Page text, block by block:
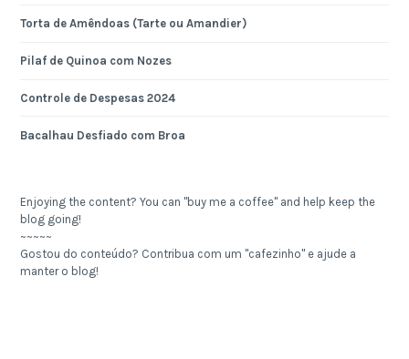
Torta de Amêndoas (Tarte ou Amandier)
Pilaf de Quinoa com Nozes
Controle de Despesas 2024
Bacalhau Desfiado com Broa
Enjoying the content? You can "buy me a coffee" and help keep the
blog going!
~~~~~
Gostou do conteúdo? Contribua com um "cafezinho" e ajude a
manter o blog!